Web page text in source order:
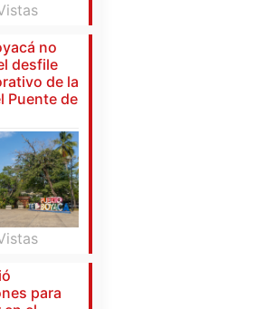
no
desfile
de la
Puente de
para